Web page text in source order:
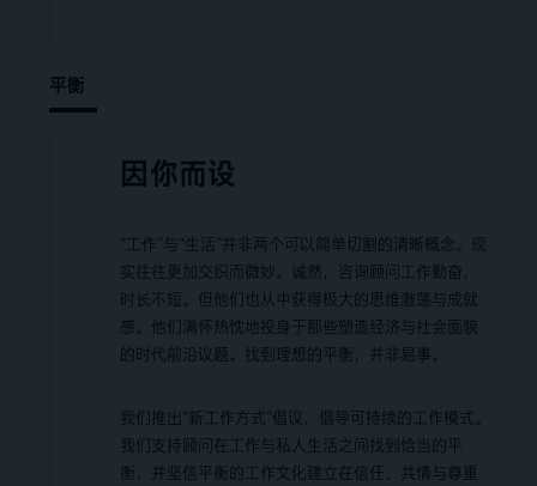
平衡
因你而设
“工作”与“生活”并非两个可以简单切割的清晰概念。现
实往往更加交织而微妙。诚然，咨询顾问工作勤奋，
时长不短。但他们也从中获得极大的思维激荡与成就
感。他们满怀热忱地投身于那些塑造经济与社会面貌
的时代前沿议题。找到理想的平衡，并非易事。
我们推出“新工作方式”倡议，倡导可持续的工作模式。
我们支持顾问在工作与私人生活之间找到恰当的平
衡，并坚信平衡的工作文化建立在信任、共情与尊重